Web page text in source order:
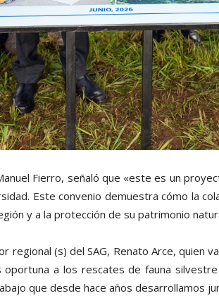
Fierro, señaló que «este es un
Este convenio demuestra cómo la
y a la protección de su patrimonio
regional (s) del SAG, Renato Arce, quien
a los rescates de fauna
que desde hace años desarrollamos